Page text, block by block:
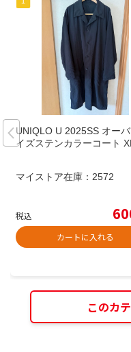
UNIQLO U 2025SS オー
イズステンカラーコート
マイストア在庫： 2572
税込
カートに入れる
このカ